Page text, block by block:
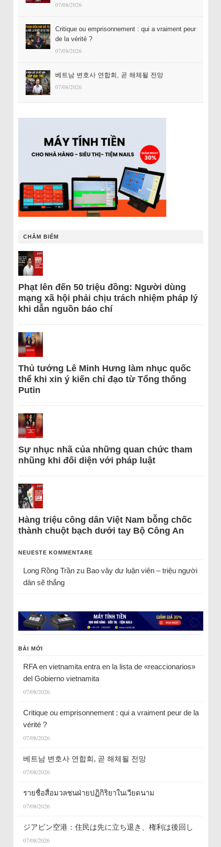
07/08/2026
Critique ou emprisonnement : qui a vraiment peur
de la vérité ?
07/08/2026
베트남 변호사 연합회, 곧 해체될 전망
07/08/2026
CHÂM BIẾM
Phạt lên đến 50 triệu đồng: Người dùng
mạng xã hội phải chịu trách nhiệm pháp lý
khi dẫn nguồn báo chí
Thủ tướng Lê Minh Hưng làm nhục quốc
thể khi xin ý kiến chỉ đạo từ Tổng thống
Putin
Sự nhục nhã của những quan chức tham
nhũng khi đối diện với pháp luật
Hàng triệu công dân Việt Nam bỗng chốc
thành chuột bạch dưới tay Bộ Công An
NEUESTE KOMMENTARE
Long Rồng Trầnzu Bao vây dư luận viên – triệu người
dân sẽ thắng
BÀI MỚI
RFA en vietnamita entra en la lista de «reaccionarios»
del Gobierno vietnamita
07/08/2026
Critique ou emprisonnement : qui a vraiment peur de la
vérité ?
07/08/2026
베트남 변호사 연합회, 곧 해체될 전망
07/08/2026
รายชื่อสื่อมวลชนฝ่ายปฏิกิริยาในเวียดนาม
07/08/2026
ジアビン空港：住民は先に立ち退き、権利は後回し
07/08/2026